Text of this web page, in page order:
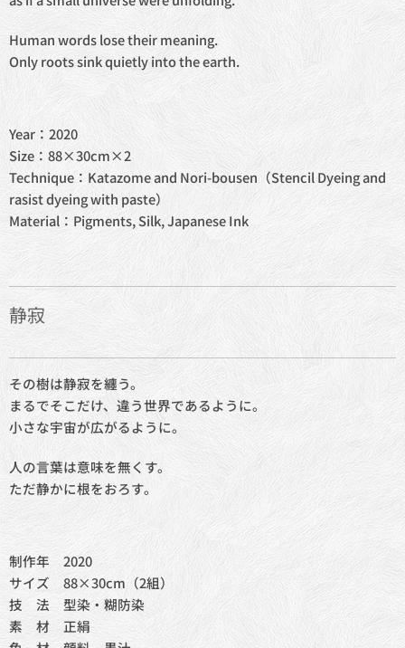
Human words lose their meaning.
Only roots sink quietly into the earth.
Year：2020
Size：88×30cm×2
Technique：Katazome and Nori-bousen（Stencil Dyeing and
rasist dyeing with paste）
Material：Pigments, Silk, Japanese Ink
静寂
その樹は静寂を纏う。
まるでそこだけ、違う世界であるように。
小さな宇宙が広がるように。
人の言葉は意味を無くす。
ただ静かに根をおろす。
制作年 2020
サイズ 88×30cm（2組）
技 法 型染・糊防染
素 材 正絹